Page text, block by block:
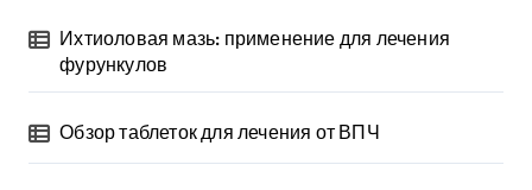
Ихтиоловая мазь: применение для лечения
фурункулов
Обзор таблеток для лечения от ВПЧ